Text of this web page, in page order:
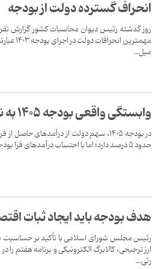
انحراف گسترده دولت از بودجه
میل...
وابستگی واقعی بودجه ۱۴۰۵ به نفت چقدر است؟
حدود ۵ درصد دارد؛ اما با احتساب درآمدهای فرا بودجه‌ای مانند واردات بنزین و گازوییل و تقویت بنیه دفاعی و هدفمندی یارانه‌ها فر...
هدف بودجه باید ایجاد ثبات
ارز ترجیحی، کالابرگ الکترونیکی و برنامه هفتم
رئی...